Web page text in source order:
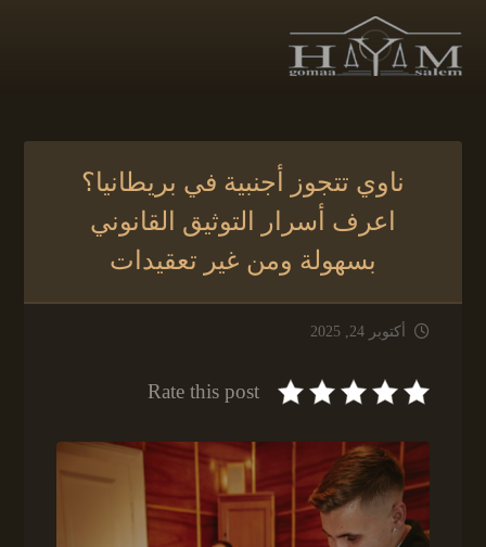
ناوي تتجوز أجنبية في بريطانيا؟
اعرف أسرار التوثيق القانوني
بسهولة ومن غير تعقيدات
أكتوبر 24, 2025
Rate this post